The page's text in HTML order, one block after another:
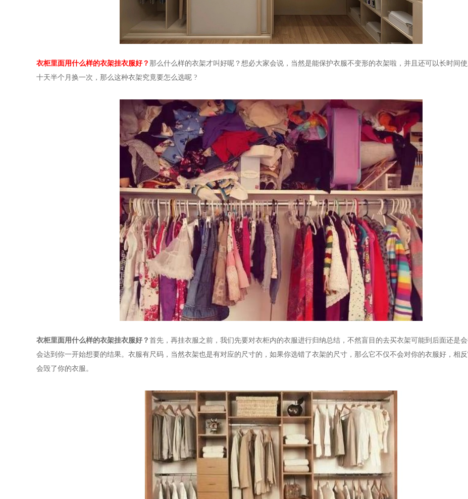
衣柜里面用什么样的衣架挂衣服好？ 那么什么样的衣架才叫好呢？想必大家会说，当然是能保护衣服不变形的衣架啦，并且还可以长时间
十天半个月换一次，那么这种衣架究竟要怎么选呢 ?
衣柜里面用什么样的衣架挂衣服好？ 首先，再挂衣服之前，我们先要对衣柜内的衣服进行归纳总结，不然盲目的去买衣架可能到后面还是
会达到你一开始想要的结果。衣服有尺码，当然衣架也是有对应的尺寸的，如果你选错了衣架的尺寸，那么它不仅不会对你的衣服好，相
会毁了你的衣服。